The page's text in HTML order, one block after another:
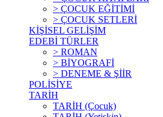
> ÇOCUK EĞİTİMİ
> ÇOCUK SETLERİ
KİŞİSEL GELİŞİM
EDEBİ TÜRLER
> ROMAN
> BİYOGRAFİ
> DENEME & ŞİİR
POLİSİYE
TARİH
TARİH (Çocuk)